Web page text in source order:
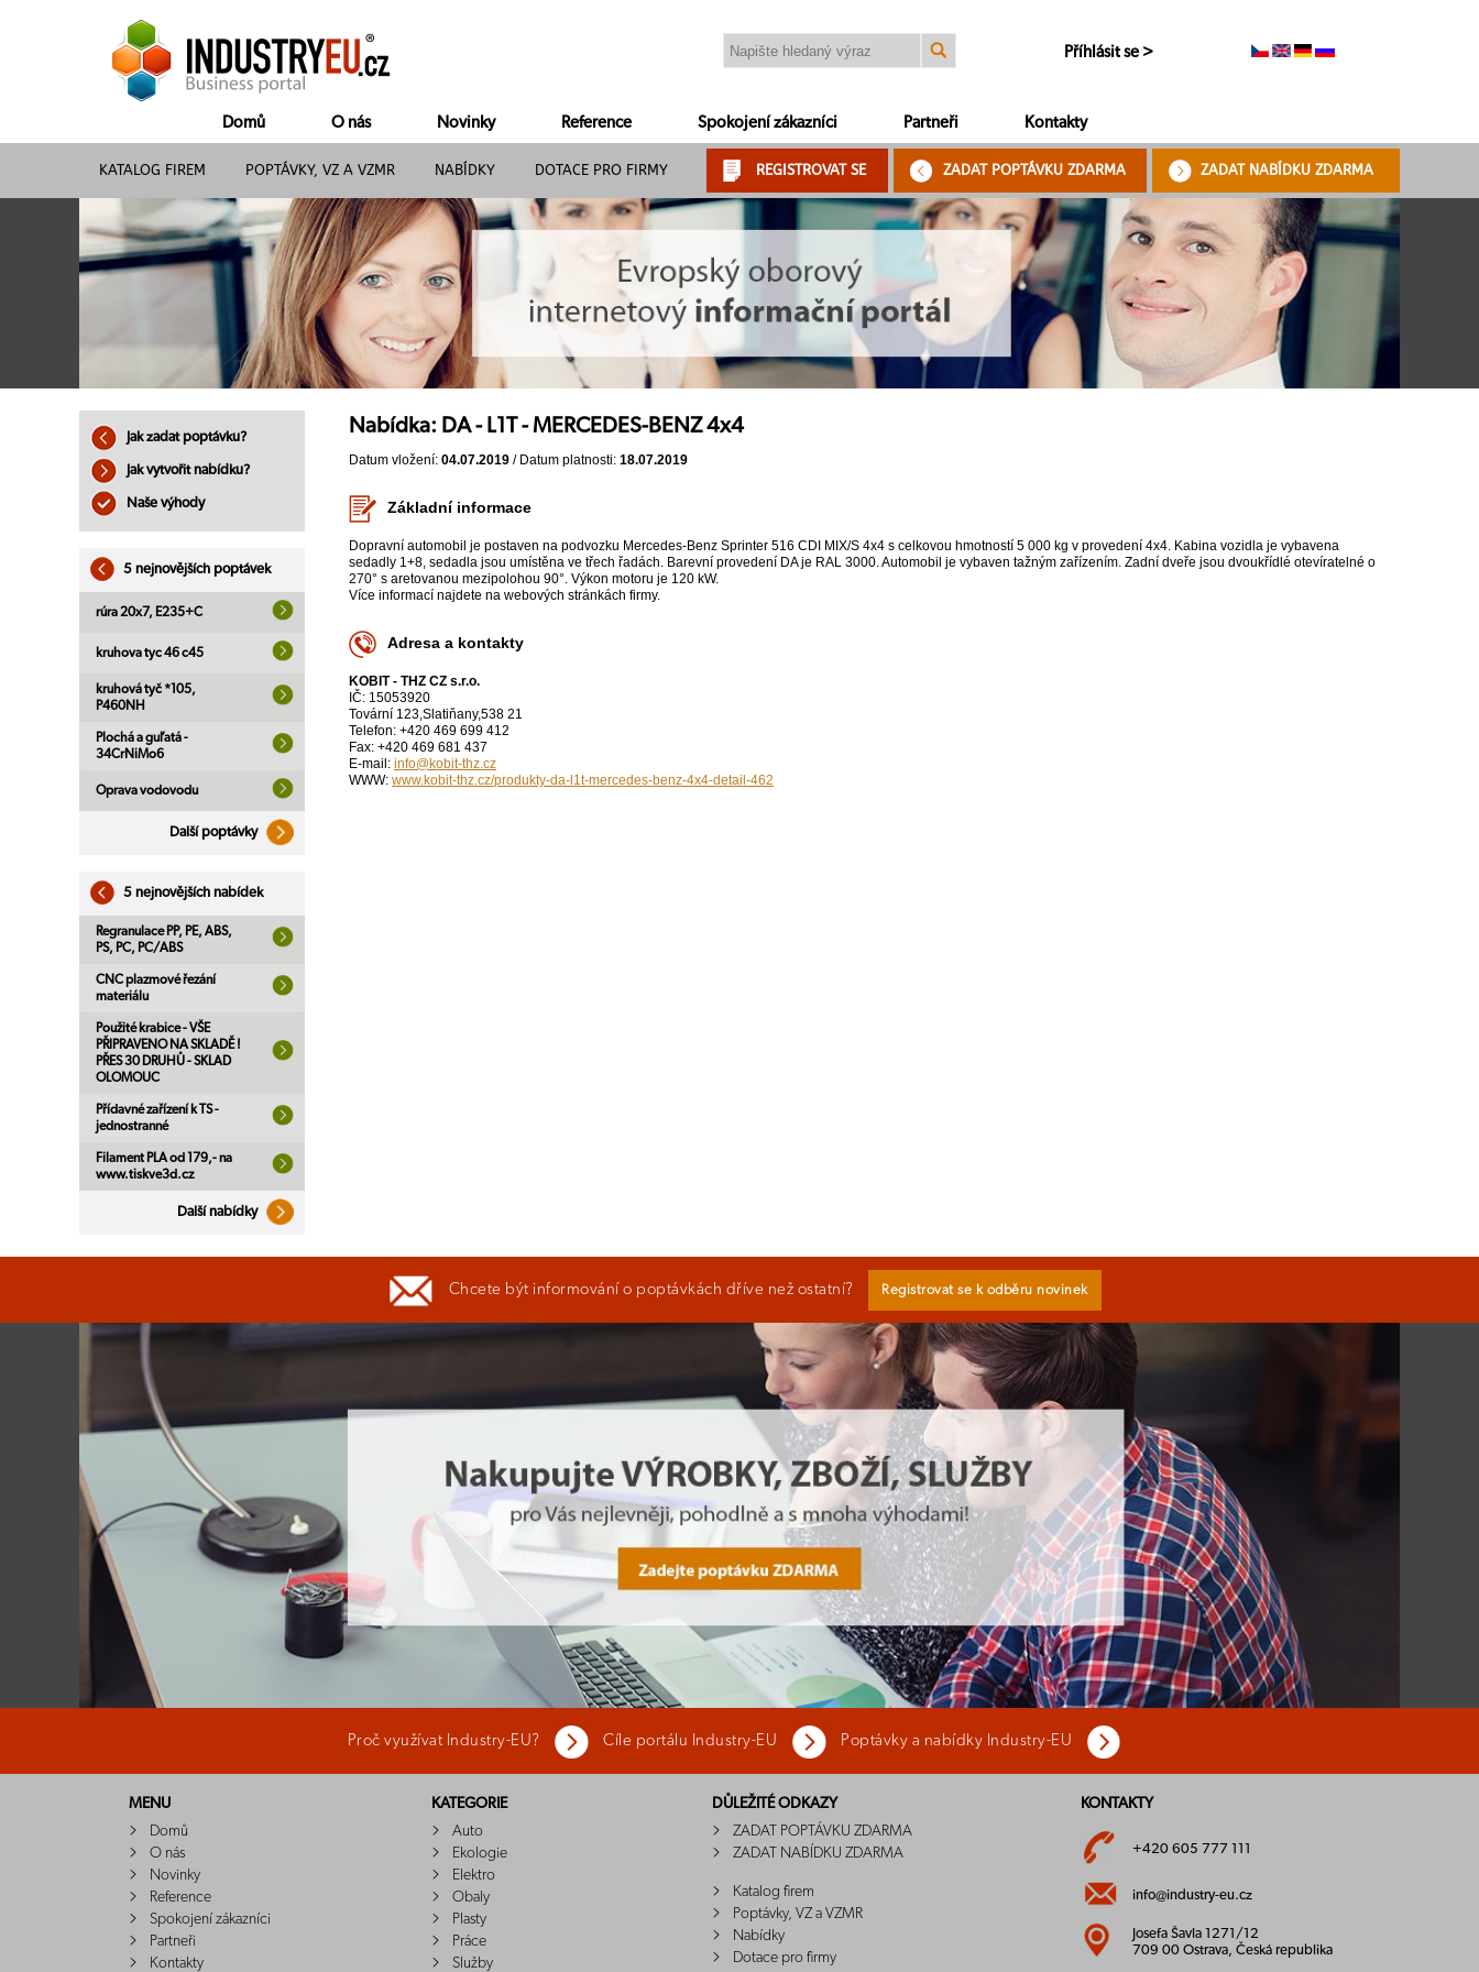
Příhlásit se >
Domů O nás Novinky Reference Spokojení zákazníci Partneři Kontakty
KATALOG FIREM POPTÁVKY, VZ A VZMR NABÍDKY DOTACE PRO FIRMY REGISTROVAT SE ZADAT POPTÁVKU ZDARMA ZADAT NABÍDKU ZDARMA
Jak zadat poptávku?
Jak vytvořit nabídku?
Naše výhody
5 nejnovějších poptávek
rúra 20x7, E235+C
kruhova tyc 46 c45
kruhová tyč *105,
P460NH
Plochá a guľatá -
34CrNiMo6
Oprava vodovodu
Další poptávky
5 nejnovějších nabídek
Regranulace PP, PE, ABS,
PS, PC, PC/ABS
CNC plazmové řezání
materiálu
Použité krabice - VŠE
PŘIPRAVENO NA SKLADĚ !
PŘES 30 DRUHŮ - SKLAD
OLOMOUC
Přídavné zařízení k TS -
jednostranné
Filament PLA od 179,- na
www.tiskve3d.cz
Další nabídky
Nabídka: DA - L1T - MERCEDES-BENZ 4x4
Datum vložení: 04.07.2019 / Datum platnosti: 18.07.2019
Základní informace
Dopravní automobil je postaven na podvozku Mercedes-Benz Sprinter 516 CDI MIX/S 4x4 s celkovou hmotností 5 000 kg v provedení 4x4. Kabina vozidla je vybavena
sedadly 1+8, sedadla jsou umístěna ve třech řadách. Barevní provedení DA je RAL 3000. Automobil je vybaven tažným zařízením. Zadní dveře jsou dvoukřídlé otevíratelné o
270° s aretovanou mezipolohou 90°. Výkon motoru je 120 kW.
Více informací najdete na webových stránkách firmy.
Adresa a kontakty
KOBIT - THZ CZ s.r.o.
IČ: 15053920
Tovární 123,Slatiňany,538 21
Telefon: +420 469 699 412
Fax: +420 469 681 437
E-mail: info@kobit-thz.cz
WWW: www.kobit-thz.cz/produkty-da-l1t-mercedes-benz-4x4-detail-462
Chcete být informování o poptávkách dříve než ostatní? Registrovat se k odběru novinek
Proč využívat Industry-EU? Cíle portálu Industry-EU Poptávky a nabídky Industry-EU
MENU
Domů
O nás
Novinky
Reference
Spokojení zákazníci
Partneři
Kontakty
KATEGORIE
Auto
Ekologie
Elektro
Obaly
Plasty
Práce
Služby
DŮLEŽITÉ ODKAZY
ZADAT POPTÁVKU ZDARMA
ZADAT NABÍDKU ZDARMA
Katalog firem
Poptávky, VZ a VZMR
Nabídky
Dotace pro firmy
KONTAKTY
+420 605 777 111
info@industry-eu.cz
Josefa Šavla 1271/12
709 00 Ostrava, Česká republika